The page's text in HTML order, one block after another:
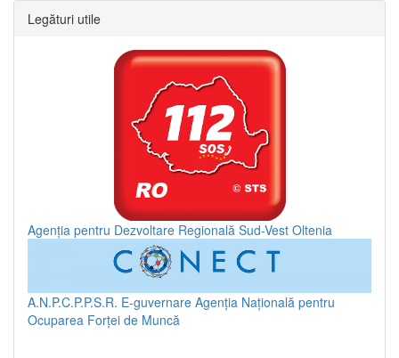
Legături utile
Agenția pentru Dezvoltare Regională Sud-Vest Oltenia
A.N.P.C.P.P.S.R. E-guvernare Agenția Națională pentru
Ocuparea Forței de Muncă